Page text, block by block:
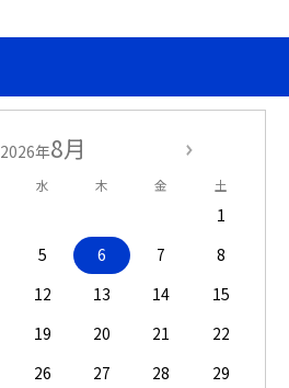
2026年8月
水 木 金 土
1
5 6 7
8
12 13 14
15
19 20 21
22
26 27 28
29